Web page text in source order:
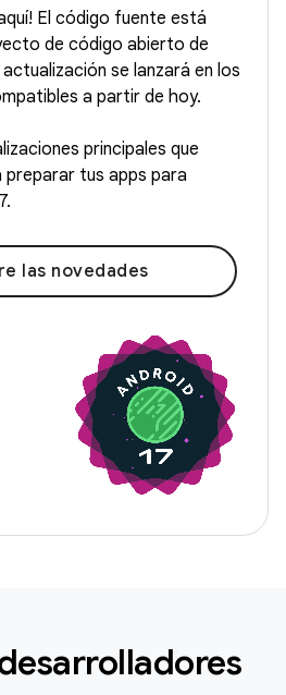
El código fuente está
de código abierto de
se lanzará en los
a partir de hoy.
principales que
tus apps para
las novedades